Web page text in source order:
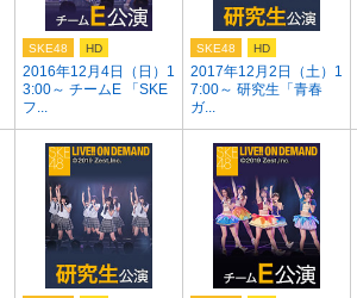
2016年12月4日（日）1
3:00～ チームE 「SKE
フ...
SKE48 HD
2017年12月2日（土）1
7:00～ 研究生「青春
ガ...
SKE48 HD